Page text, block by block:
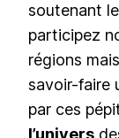
soutenant
participez
régions
savoir-faire
par ces